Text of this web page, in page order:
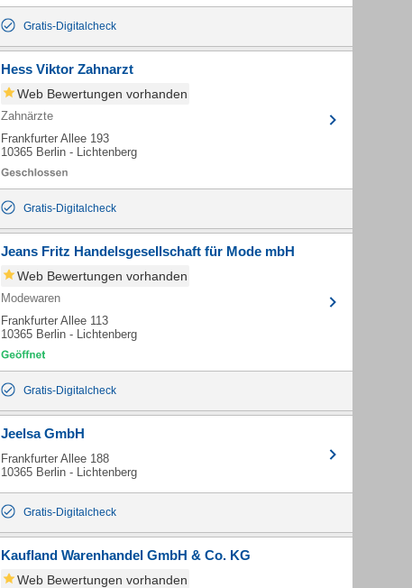
Gratis-Digitalcheck
Hess Viktor Zahnarzt
Web Bewertungen vorhanden
Zahnärzte
Frankfurter Allee 193
10365 Berlin - Lichtenberg
Gratis-Digitalcheck
Jeans Fritz Handelsgesellschaft für Mode mbH
Web Bewertungen vorhanden
Modewaren
Frankfurter Allee 113
10365 Berlin - Lichtenberg
Gratis-Digitalcheck
Jeelsa GmbH
Frankfurter Allee 188
10365 Berlin - Lichtenberg
Gratis-Digitalcheck
Kaufland Warenhandel GmbH & Co. KG
Web Bewertungen vorhanden